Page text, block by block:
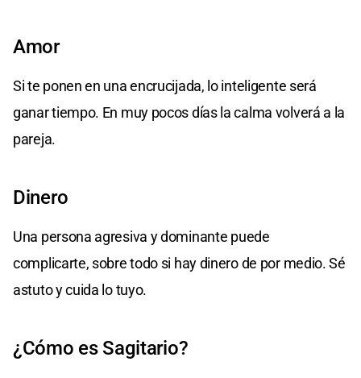
Amor
Si te ponen en una encrucijada, lo inteligente será
ganar tiempo. En muy pocos días la calma volverá a la
pareja.
Dinero
Una persona agresiva y dominante puede
complicarte, sobre todo si hay dinero de por medio. Sé
astuto y cuida lo tuyo.
¿Cómo es Sagitario?